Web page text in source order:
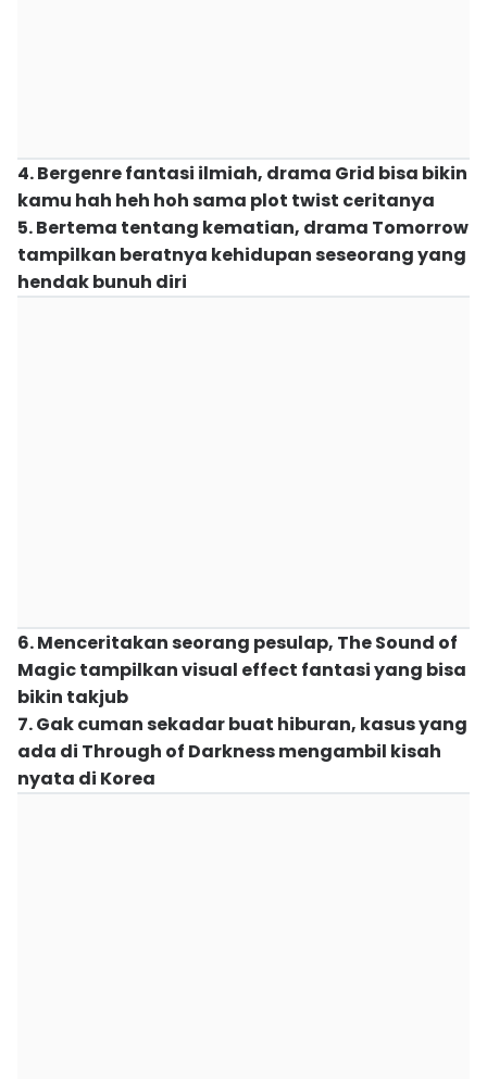
4. Bergenre fantasi ilmiah, drama Grid bisa bikin
kamu hah heh hoh sama plot twist ceritanya
5. Bertema tentang kematian, drama Tomorrow
tampilkan beratnya kehidupan seseorang yang
hendak bunuh diri
6. Menceritakan seorang pesulap, The Sound of
Magic tampilkan visual effect fantasi yang bisa
bikin takjub
7. Gak cuman sekadar buat hiburan, kasus yang
ada di Through of Darkness mengambil kisah
nyata di Korea